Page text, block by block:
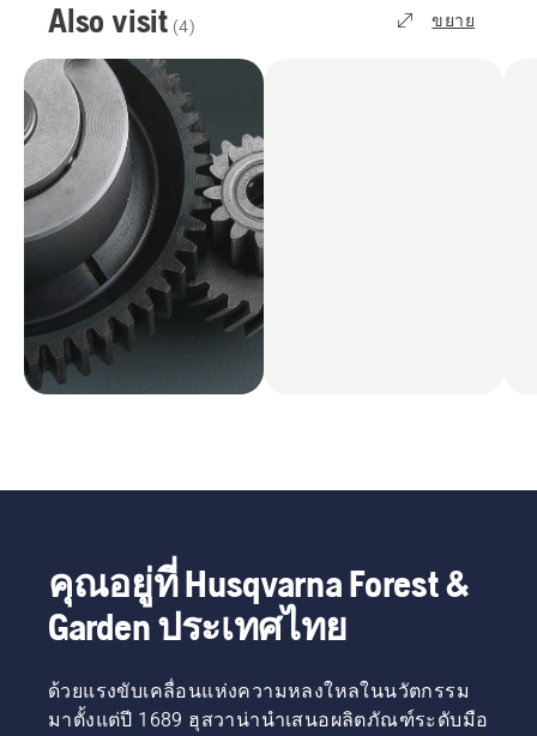
Also visit (4) ขยาย
คุณอยู่ที่ Husqvarna Forest &
Garden ประเทศไทย
ด้วยแรงขับเคลื่อนแห่งความหลงใหลในนวัตกรรม
มาตั้งแต่ปี 1689 ฮุสวาน่านำเสนอผลิตภัณฑ์ระดับมือ